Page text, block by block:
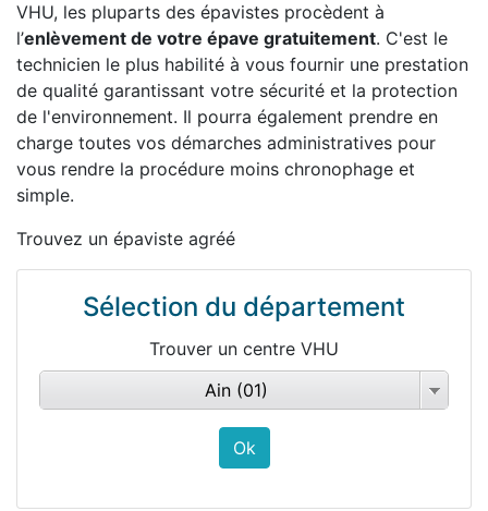
VHU, les pluparts des épavistes procèdent à
l’enlèvement de votre épave gratuitement. C'est le
technicien le plus habilité à vous fournir une prestation
de qualité garantissant votre sécurité et la protection
de l'environnement. Il pourra également prendre en
charge toutes vos démarches administratives pour
vous rendre la procédure moins chronophage et
simple.
Trouvez un épaviste agréé
Sélection du département
Trouver un centre VHU
Ain (01)